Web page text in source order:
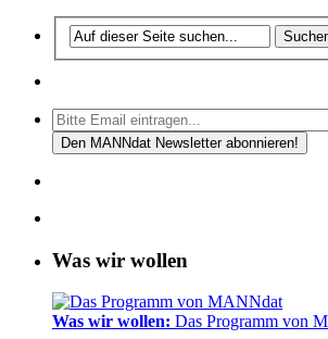
Was wir wollen
Was wir wollen: Das Programm von